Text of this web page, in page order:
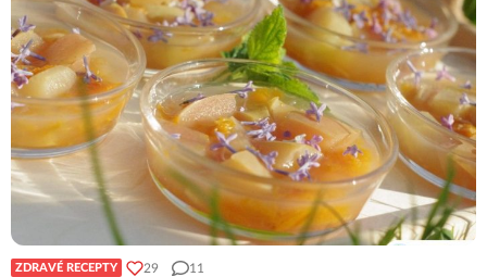
ZDRAVÉ RECEPTY 29 11